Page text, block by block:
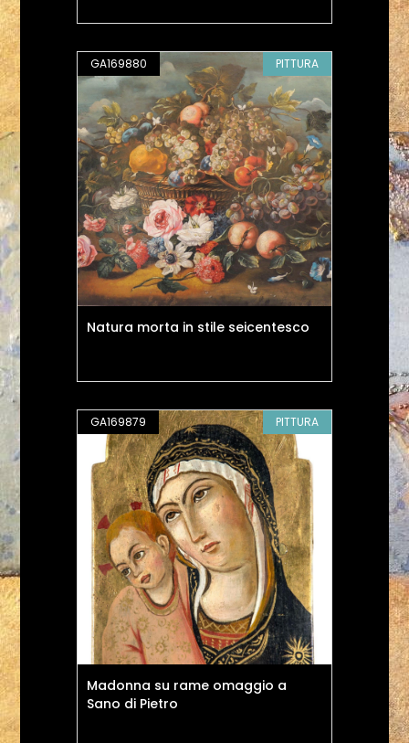
GA169880 PITTURA
Natura morta in stile seicentesco
GA169879 PITTURA
Madonna su rame omaggio a
Sano di Pietro